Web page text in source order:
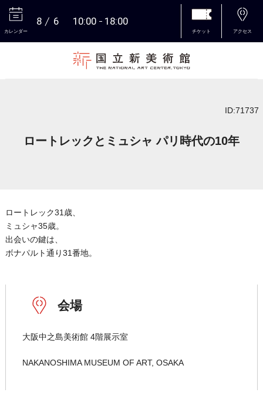
カレンダー
8 6 10:00 18:00
チケット アクセス
ID:71737
ロートレックとミュシャ パリ時代の10年
ロートレック31歳、
ミュシャ35歳。
出会いの鍵は、
ボナパルト通り31番地。
会場
大阪中之島美術館 4階展示室
NAKANOSHIMA MUSEUM OF ART, OSAKA